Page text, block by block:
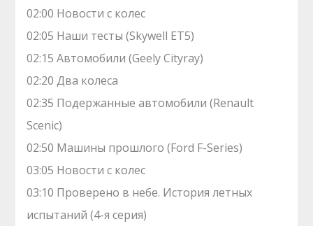
02:00 Новости с колес
02:05 Наши тесты (Skywell ET5)
02:15 Автомобили (Geely Cityray)
02:20 Два колеса
02:35 Подержанные автомобили (Renault
Scenic)
02:50 Машины прошлого (Ford F-Series)
03:05 Новости с колес
03:10 Проверено в небе. История летных
испытаний (4-я серия)